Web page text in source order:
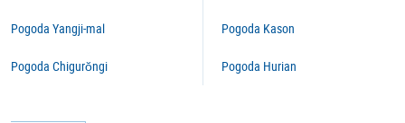
Pogoda Yangji-mal
Pogoda Chigurŏngi
Pogoda Kason
Pogoda Hurian